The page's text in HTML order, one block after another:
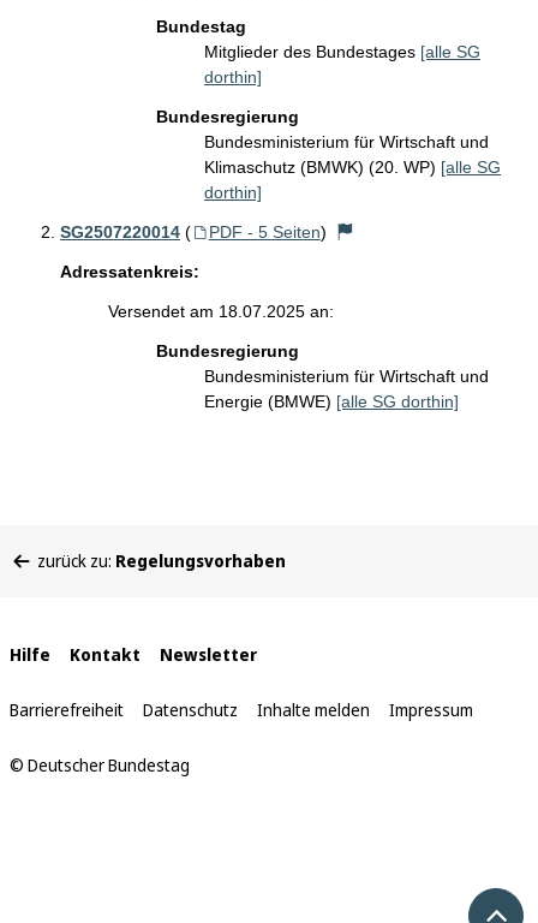
Bundestag
Mitglieder des Bundestages [alle SG
dorthin]
Bundesregierung
Bundesministerium für Wirtschaft und
Klimaschutz (BMWK) (20. WP) [alle SG
dorthin]
SG2507220014 ( PDF - 5 Seiten)
Adressatenkreis:
Versendet am 18.07.2025 an:
Bundesregierung
Bundesministerium für Wirtschaft und
Energie (BMWE) [alle SG dorthin]
befinden
zurück zu: Regelungsvorhaben
Interne
Links
Hilfe Kontakt Newsletter
Barrierefreiheit Datenschutz Inhalte melden Impressum
© Deutscher Bundestag